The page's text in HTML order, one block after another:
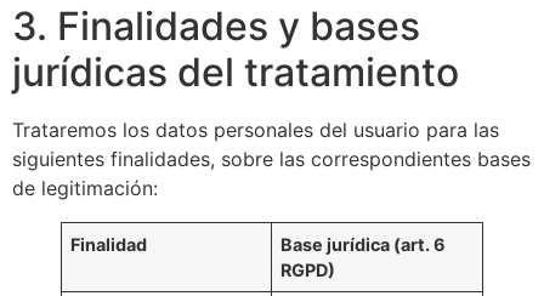
3. Finalidades y bases
jurídicas del tratamiento
Trataremos los datos personales del usuario para las
siguientes finalidades, sobre las correspondientes bases
de legitimación:
Finalidad
Base jurídica (art. 6
RGPD)